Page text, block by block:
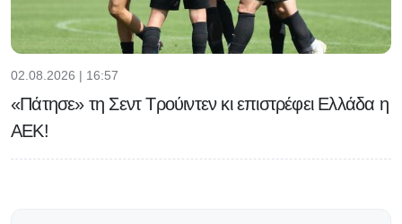
02.08.2026 | 16:57
«Πάτησε» τη Σεντ Τρούιντεν κι επιστρέφει Ελλάδα η
ΑΕΚ!